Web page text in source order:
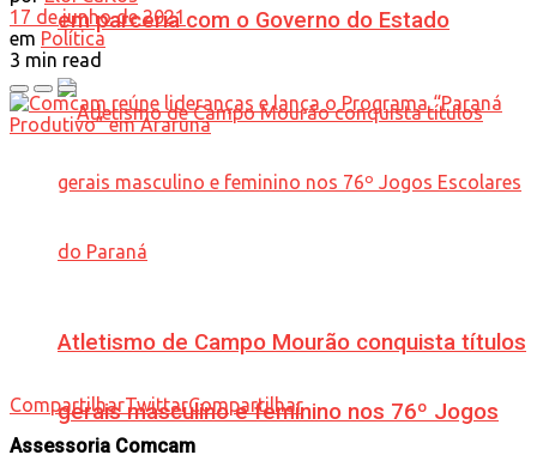
em parceria com o Governo do Estado
Atletismo de Campo Mourão conquista títulos
gerais masculino e feminino nos 76º Jogos
17 de junho de 2021
em Política
3 min read
CompartilharTwittarCompartilhar
Assessoria Comcam